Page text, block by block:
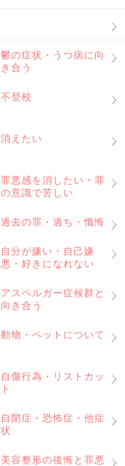
鬱の症状・うつ病に向
き合う
不登校
消えたい
罪悪感を消したい・罪
の意識で苦しい
過去の罪・過ち・懺悔
自分が嫌い・自己嫌
悪・好きになれない
アスペルガー症候群と
向き合う
動物・ペットについて
自傷行為・リストカッ
ト
自閉症・恐怖症・他症
状
美容整形の後悔と罪悪